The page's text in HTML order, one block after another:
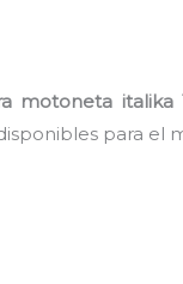
motoneta italika
para